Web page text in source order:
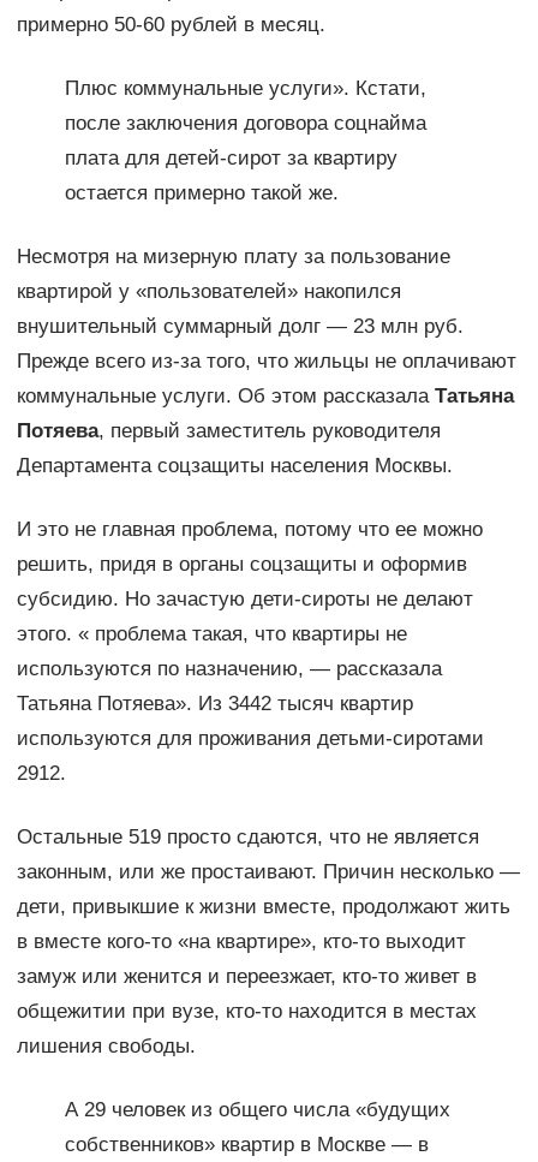
примерно 50-60 рублей в месяц.
Плюс коммунальные услуги». Кстати,
после заключения договора соцнайма
плата для детей-сирот за квартиру
остается примерно такой же.
Несмотря на мизерную плату за пользование
квартирой у «пользователей» накопился
внушительный суммарный долг — 23 млн руб.
Прежде всего из-за того, что жильцы не оплачивают
коммунальные услуги. Об этом рассказала Татьяна
Потяева, первый заместитель руководителя
Департамента соцзащиты населения Москвы.
И это не главная проблема, потому что ее можно
решить, придя в органы соцзащиты и оформив
субсидию. Но зачастую дети-сироты не делают
этого. « проблема такая, что квартиры не
используются по назначению, — рассказала
Татьяна Потяева». Из 3442 тысяч квартир
используются для проживания детьми-сиротами
2912.
Остальные 519 просто сдаются, что не является
законным, или же простаивают. Причин несколько —
дети, привыкшие к жизни вместе, продолжают жить
в вместе кого-то «на квартире», кто-то выходит
замуж или женится и переезжает, кто-то живет в
общежитии при вузе, кто-то находится в местах
лишения свободы.
А 29 человек из общего числа «будущих
собственников» квартир в Москве — в